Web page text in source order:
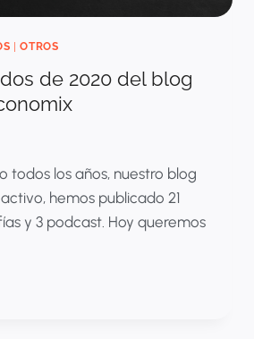
|OTROS
de 2020 del blog
todos los años, nuestro blog
hemos publicado 21
y 3 podcast. Hoy queremos